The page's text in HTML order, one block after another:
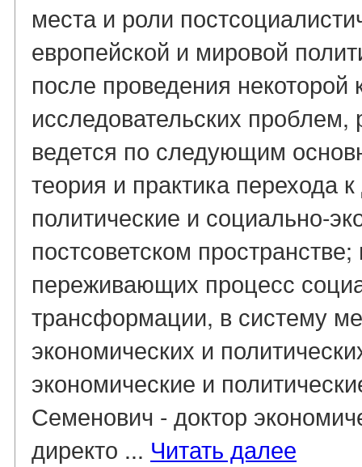
места и роли
европейской и мировой
после проведения некоторой
исследовательских проблем,
ведется по следующим
теория и практика перехода
политические и социально-
постсоветском
переживающих процесс
трансформации, в систему
экономических и
экономические и
Семенович - доктор
директо ... Читать далее